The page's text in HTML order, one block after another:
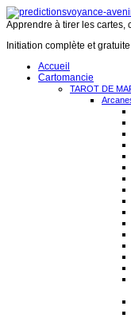
Apprendre à tirer les cartes,
Initiation complète et
Accueil
Cartomancie
TAROT DE